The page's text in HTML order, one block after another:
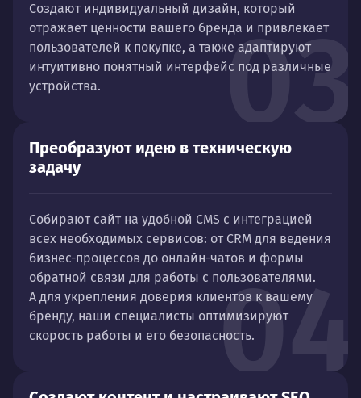
03
Создают индивидуальный дизайн, который
отражает ценности вашего бренда и привлекает
пользователей к покупке, а также адаптируют
интуитивно понятный интерфейс под различные
устройства.
04
Преобразуют идею в техническую
задачу
Собирают сайт на удобной CMS с интеграцией
всех необходимых сервисов: от CRM для ведения
бизнес-процессов до онлайн-чатов и формы
обратной связи для работы с пользователями.
А для укрепления доверия клиентов к вашему
бренду, наши специалисты оптимизируют
скорость работы и его безопасность.